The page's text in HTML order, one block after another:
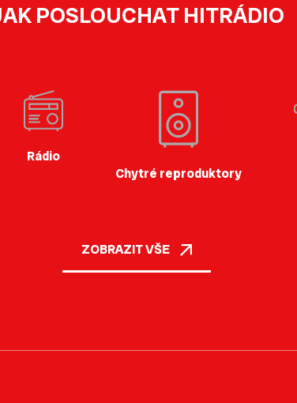
POSLOUCHAT HITRÁDIO
Rádio
Chytré reproduktory
ZOBRAZIT VŠE